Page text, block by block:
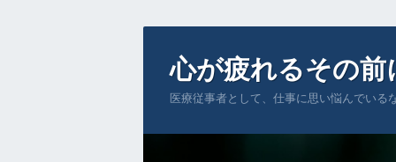
心が疲れるその前
医療従事者として、仕事に思い悩んでいる